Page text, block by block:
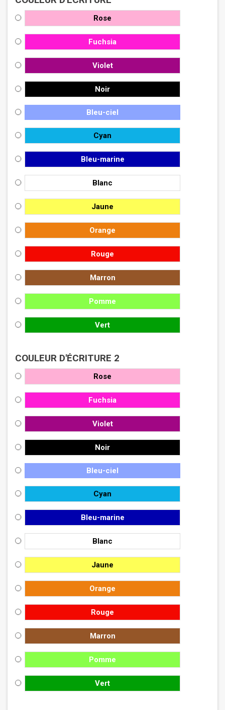
Rose
Fuchsia
Violet
Noir
Bleu-ciel
Cyan
Bleu-marine
Blanc
Jaune
Orange
Rouge
Marron
Pomme
Vert
COULEUR D'ÉCRITURE 2
Rose
Fuchsia
Violet
Noir
Bleu-ciel
Cyan
Bleu-marine
Blanc
Jaune
Orange
Rouge
Marron
Pomme
Vert